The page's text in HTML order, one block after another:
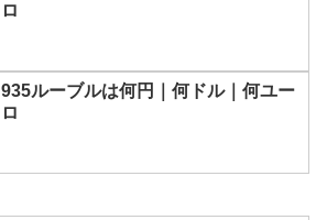
ロ
935ルーブルは何円｜何ドル｜何ユー
ロ